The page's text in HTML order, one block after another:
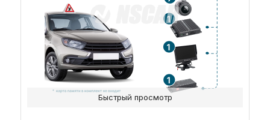
Быстрый просмотр